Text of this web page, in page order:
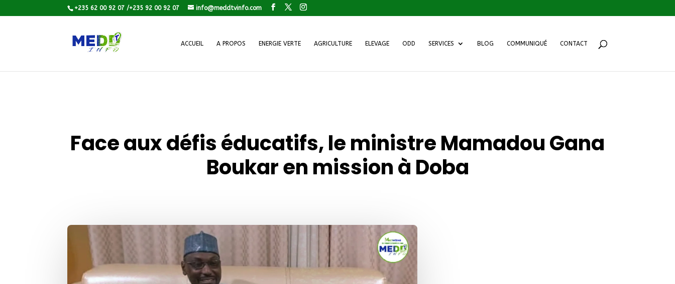
+235 62 00 92 07 /+235 92 00 92 07 info@meddtvinfo.com
ACCUEIL A PROPOS ENERGIE VERTE AGRICULTURE ELEVAGE ODD SERVICES BLOG COMMUNIQUÉ CONTACT
Face aux défis éducatifs, le ministre Mamadou Gana
Boukar en mission à Doba